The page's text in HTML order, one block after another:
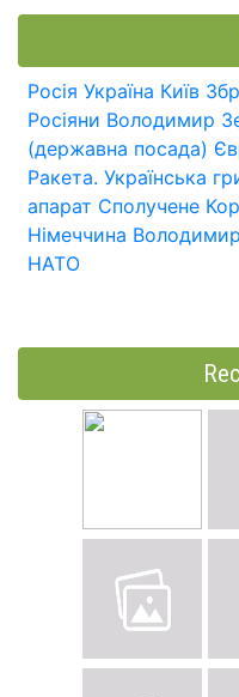
Росія Україна Київ
Росіяни Володимир
(державна посада)
Ракета. Українська
апарат Сполучене
Німеччина
НАТО